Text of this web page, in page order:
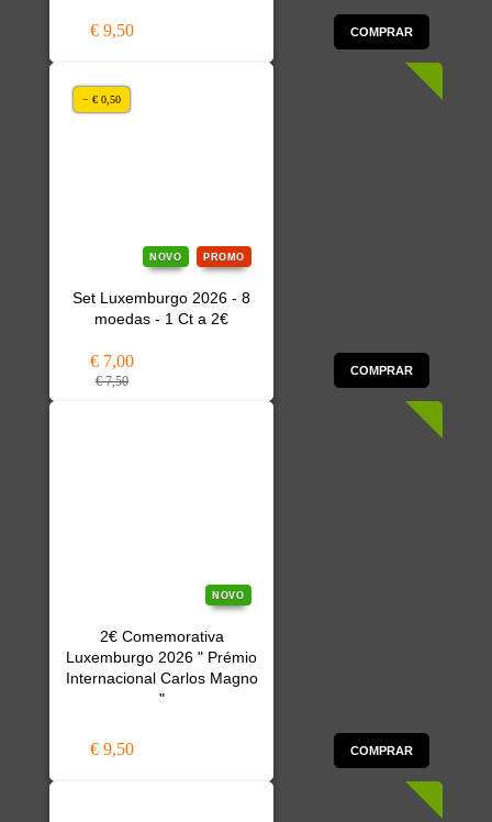
€ 9,50 COMPRAR
NOVO PROMO
Set Luxemburgo 2026 - 8
moedas - 1 Ct a 2€
€ 7,00
€ 7,50
COMPRAR
− € 0,50
NOVO
2€ Comemorativa
Luxemburgo 2026 " Prémio
Internacional Carlos Magno
"
€ 9,50 COMPRAR